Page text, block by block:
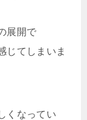
展開で
じてしまいま
くなってい